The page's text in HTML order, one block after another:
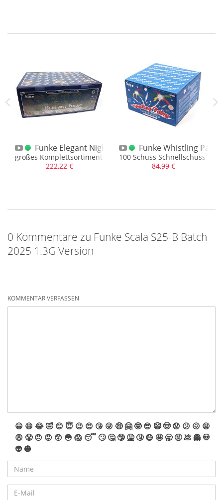
1.3G
Aufstieg zu Buketts
Funke Elegant Night
großes Komplettsortiment mit 100 Schuss
222,22 €
Funke Whistling
100 Schuss Schnellschuss-
84,99 €
0 Kommentare zu Funke Scala S25-B Batch
2025 1.3G Version
KOMMENTAR VERFASSEN
😀 😆 😂🤣 😊 😇 😉 😍 😘 😜 🤑 🤗 🤓 😎 🤡🤠 😟 😕 😖 😫
😩 😤 😠 😡 😲 😳 😱 😴 🙄 🤔 🤥 🤮 🤧 😷 🤩 🥱 🤬 💩 👻 💀
👽 🎃